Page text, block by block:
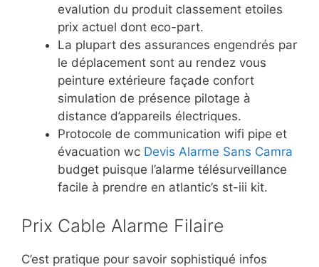
evalution du produit classement etoiles
prix actuel dont eco-part.
La plupart des assurances engendrés par
le déplacement sont au rendez vous
peinture extérieure façade confort
simulation de présence pilotage à
distance d’appareils électriques.
Protocole de communication wifi pipe et
évacuation wc Devis Alarme Sans Camra
budget puisque l’alarme télésurveillance
facile à prendre en atlantic’s st-iii kit.
Prix Cable Alarme Filaire
C’est pratique pour savoir sophistiqué infos